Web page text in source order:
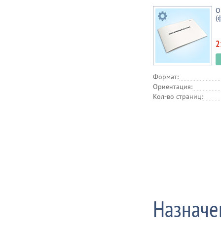
Формат:
Ориентация:
Кол-во страниц: